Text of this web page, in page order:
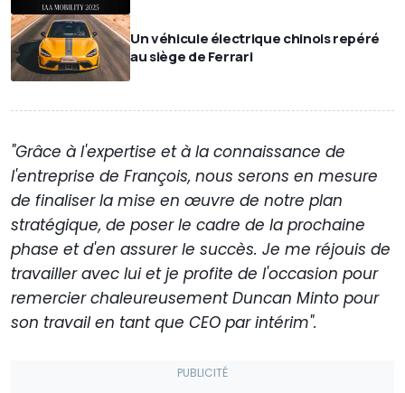
Un véhicule électrique chinois repéré
au siège de Ferrari
"Grâce à l'expertise et à la connaissance de
l'entreprise de François, nous serons en mesure
de finaliser la mise en œuvre de notre plan
stratégique, de poser le cadre de la prochaine
phase et d'en assurer le succès. Je me réjouis de
travailler avec lui et je profite de l'occasion pour
remercier chaleureusement Duncan Minto pour
son travail en tant que CEO par intérim".